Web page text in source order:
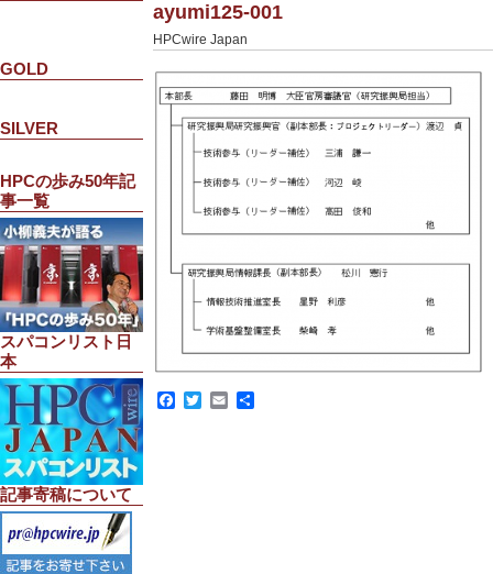
GOLD
SILVER
HPCの歩み50年記
事一覧
スパコンリスト日
本
記事寄稿について
ayumi125-001
HPCwire Japan
Facebook
TwitterEmail
共